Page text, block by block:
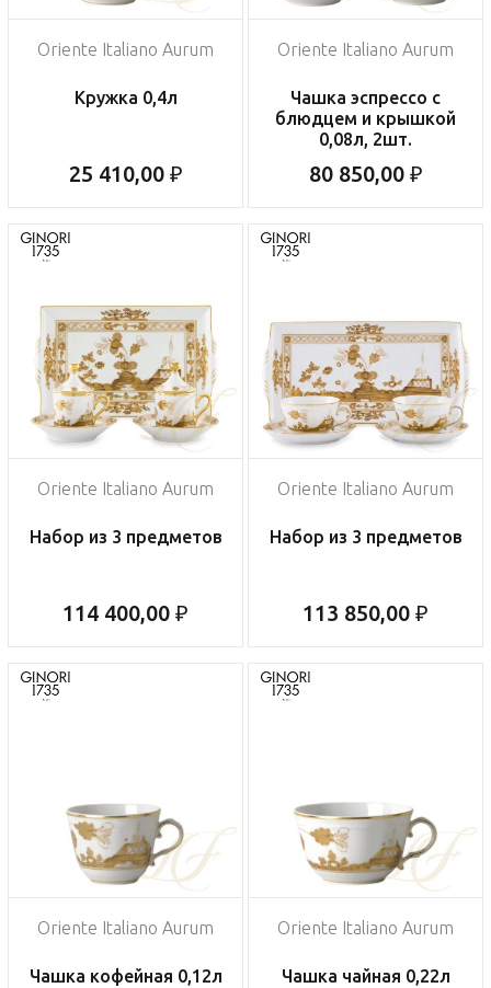
Oriente Italiano Aurum
Кружка 0,4л
25 410,00 ₽
Oriente Italiano Aurum
Чашка эспрессо с
блюдцем и крышкой
0,08л, 2шт.
80 850,00 ₽
Oriente Italiano Aurum
Набор из 3 предметов
114 400,00 ₽
Oriente Italiano Aurum
Набор из 3 предметов
113 850,00 ₽
Oriente Italiano Aurum
Чашка кофейная 0,12л
Oriente Italiano Aurum
Чашка чайная 0,22л